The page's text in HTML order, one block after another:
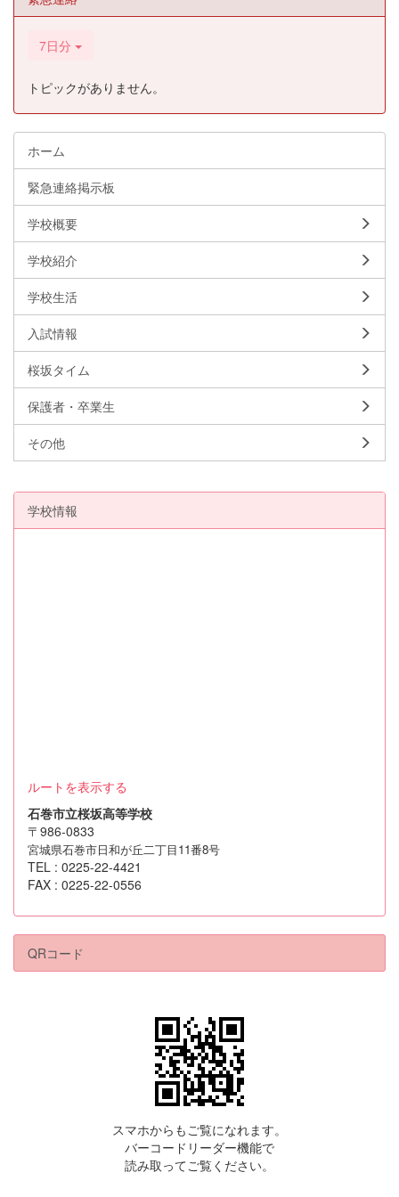
7日分
トピックがありません。
ホーム
緊急連絡掲示板
学校概要
学校紹介
学校生活
入試情報
桜坂タイム
保護者・卒業生
その他
学校情報
ルートを表示する
石巻市立桜坂高等学校
〒986-0833
宮城県石巻市日和が丘二丁目11番8号
TEL : 0225-22-4421
FAX : 0225-22-0556
QRコード
スマホからもご覧になれます。
バーコードリーダー機能で
読み取ってご覧ください。